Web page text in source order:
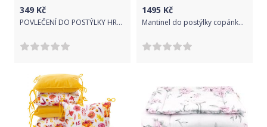
349 Kč
POVLEČENÍ DO POSTÝLKY HROŠÍCI RŮŽOVÁ
1495 Kč
Mantinel do postýlky copánkový - BABY NELLYS tmavě modrý - 170cm